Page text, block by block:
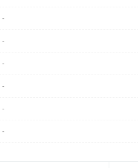
-
-
-
-
-
-